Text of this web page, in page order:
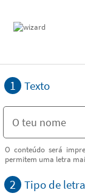
1 Texto
O conteúdo será
permitem uma letra
2 Tipo de letra